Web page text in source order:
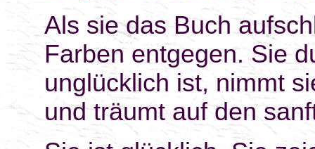
Als sie das Buch
Farben entgegen. Sie
unglücklich ist, nimmt
und träumt auf den